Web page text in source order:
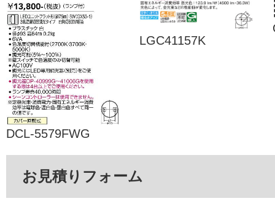
DCL-5579FWG
LGC41157K
お見積りフォーム